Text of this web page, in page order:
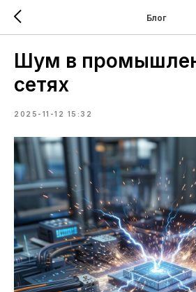
Блог
Шум в
сетях
2025-11-12 15:32